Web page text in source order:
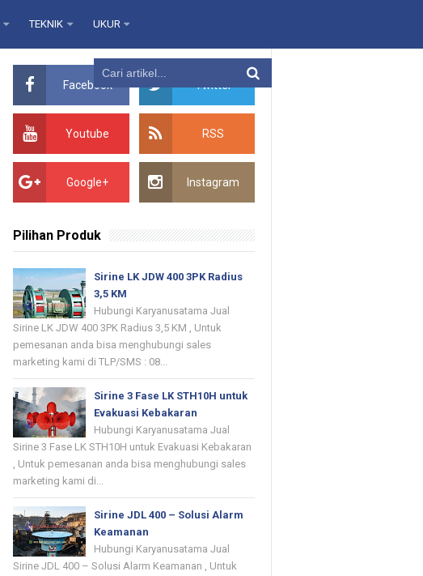
TEKNIK UKUR
Facebook Twitter
Youtube RSS
Google+ Instagram
Pilihan Produk
Sirine LK JDW 400 3PK Radius
3,5 KM
Hubungi Karyanusatama Jual
Sirine LK JDW 400 3PK Radius 3,5 KM , Untuk
pemesanan anda bisa menghubungi sales
marketing kami di TLP/SMS : 08...
Sirine 3 Fase LK STH10H untuk
Evakuasi Kebakaran
Hubungi Karyanusatama Jual
Sirine 3 Fase LK STH10H untuk Evakuasi Kebakaran
, Untuk pemesanan anda bisa menghubungi sales
marketing kami di...
Sirine JDL 400 – Solusi Alarm
Keamanan
Hubungi Karyanusatama Jual
Sirine JDL 400 – Solusi Alarm Keamanan , Untuk